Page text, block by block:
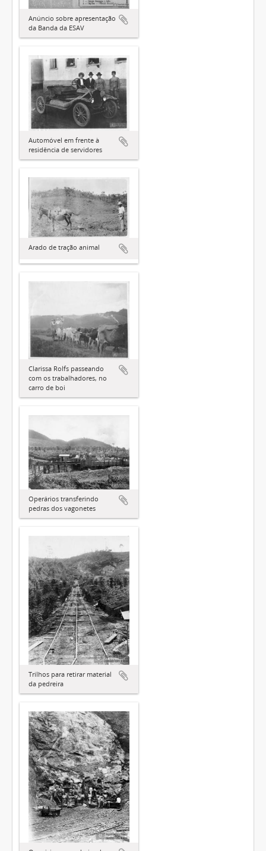
Anúncio sobre apresentação
da Banda da ESAV
Automóvel em frente à
residência de servidores
Arado de tração animal
Clarissa Rolfs passeando
com os trabalhadores, no
carro de boi
Operários transferindo
pedras dos vagonetes
Trilhos para retirar material
da pedreira